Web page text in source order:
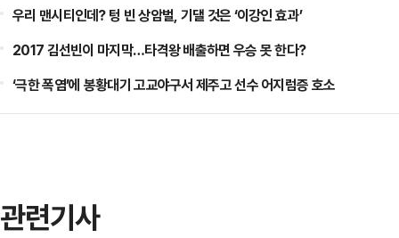
우리 맨시티인데? 텅 빈 상암벌, 기댈 것은 ‘이강인 효과’
2017 김선빈이 마지막…타격왕 배출하면 우승 못 한다?
‘극한 폭염’에 봉황대기 고교야구서 제주고 선수 어지럼증 호소
관련기사